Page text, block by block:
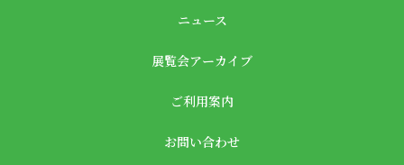
ニュース
展覧会アーカイブ
ご利用案内
お問い合わせ